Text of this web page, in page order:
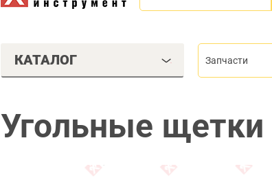
КАТАЛОГ Запчасти
Угольные щетки